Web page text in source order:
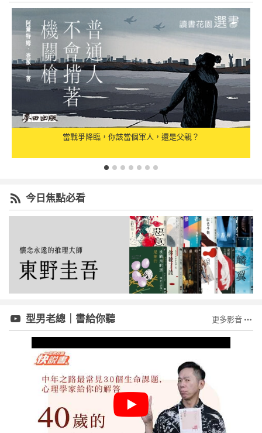
當戰爭降臨，你該當個軍人，還是父親？
今日焦點必看
型男老總｜書給你聽 更多影音